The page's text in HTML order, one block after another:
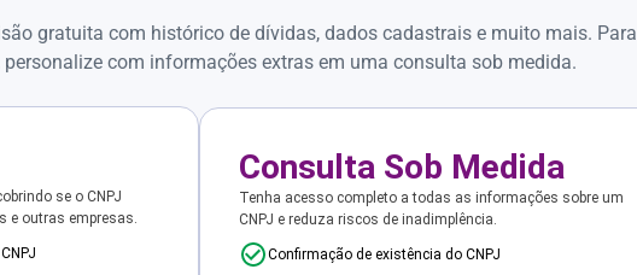
gratuita com histórico de dívidas, dados cadastrais e muito mais. Para
com informações extras em uma consulta sob medida.
se o CNPJ
e outras empresas.
Consulta Sob Medida
Tenha acesso completo a todas as informações sobre um
CNPJ e reduza riscos de inadimplência.
Confirmação de existência do CNPJ